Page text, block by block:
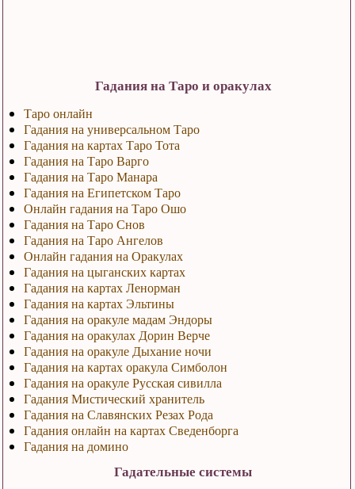
Гадания на Таро и оракулах
Таро онлайн
Гадания на универсальном Таро
Гадания на картах Таро Тота
Гадания на Таро Варго
Гадания на Таро Манара
Гадания на Египетском Таро
Онлайн гадания на Таро Ошо
Гадания на Таро Снов
Гадания на Таро Ангелов
Онлайн гадания на Оракулах
Гадания на цыганских картах
Гадания на картах Ленорман
Гадания на картах Эльтины
Гадания на оракуле мадам Эндоры
Гадания на оракулах Дорин Верче
Гадания на оракуле Дыхание ночи
Гадания на картах оракула Симболон
Гадания на оракуле Русская сивилла
Гадания Мистический хранитель
Гадания на Славянских Резах Рода
Гадания онлайн на картах Сведенборга
Гадания на домино
Гадательные системы